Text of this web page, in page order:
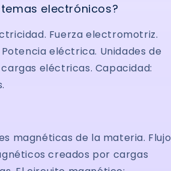
electrónicos?
Fuerza electromotriz.
eléctrica. Unidades de
eléctricas. Capacidad:
magnéticas de la materia. Flujo
creados por cargas